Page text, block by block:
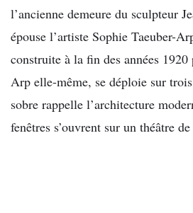
l’ancienne demeure du sculpteur
épouse l’artiste Sophie Taeuber-
construite à la fin des années 1920
Arp elle-même, se déploie sur
sobre rappelle l’architecture
fenêtres s’ouvrent sur un théâtre